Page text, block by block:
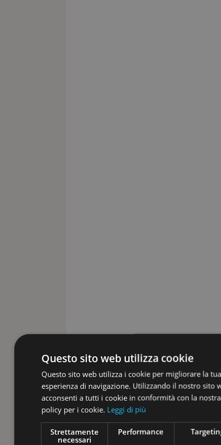
Questo sito web utilizza cookie
Questo sito web utilizza i cookie per migliorare la tua
esperienza di navigazione. Utilizzando il nostro sito
acconsenti a tutti i cookie in conformità con la nostra
policy per i cookie. Leggi di più
Strettamente
necessari
Performance